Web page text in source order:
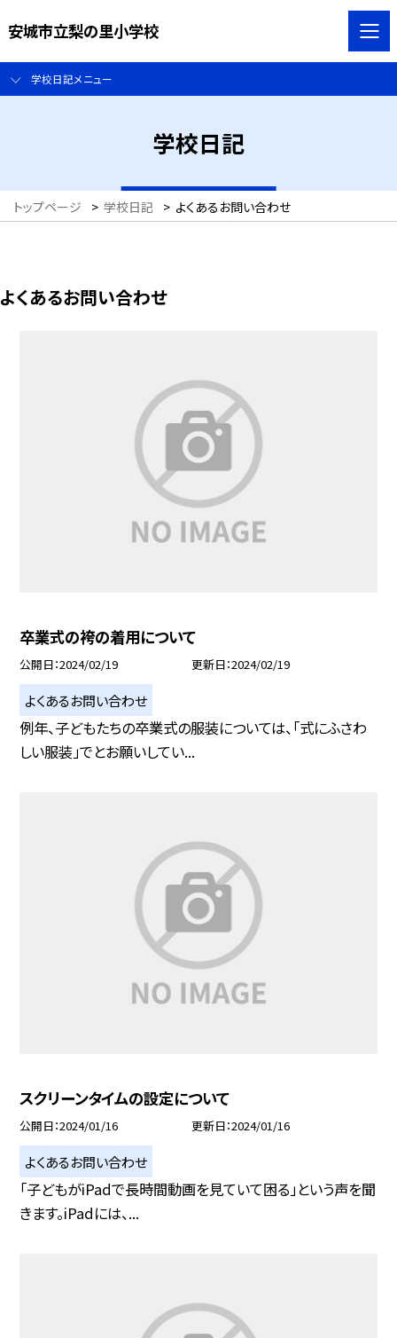
安城市立梨の里小学校
学校日記メニュー
学校日記
トップページ > 学校日記 > よくあるお問い合わせ
よくあるお問い合わせ
卒業式の袴の着用について
公開日 2024/02/19 更新日 2024/02/19
よくあるお問い合わせ
例年、子どもたちの卒業式の服装については、「式にふさわ
しい服装」でとお願いしてい...
スクリーンタイムの設定について
公開日 2024/01/16 更新日 2024/01/16
よくあるお問い合わせ
「子どもがiPadで長時間動画を見ていて困る」という声を聞
きます。iPadには、...